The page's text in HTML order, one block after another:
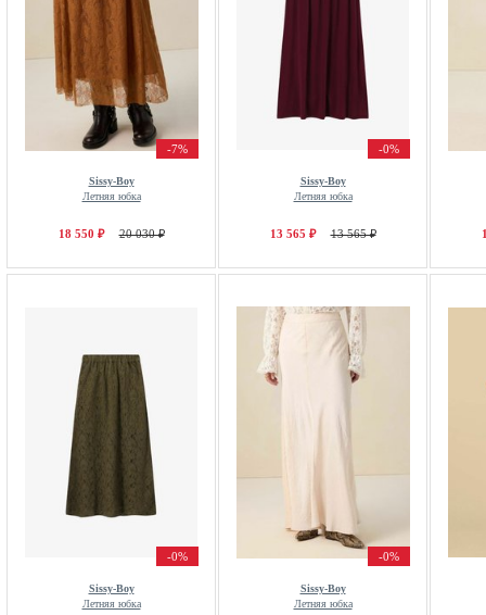
-7%
Sissy-Boy
Летняя юбка
18 550 ₽ 20 030 ₽
-0%
Sissy-Boy
Летняя юбка
13 565 ₽ 13 565 ₽
-0%
Sissy-Boy
Летняя юбка
-0%
Sissy-Boy
Летняя юбка